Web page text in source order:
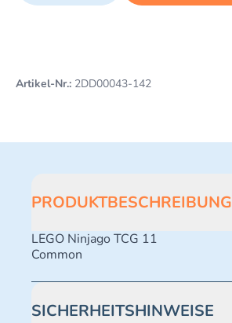
Artikel-Nr.: 2DD00043-142
PRODUKTBESCHREIBUNG
LEGO Ninjago TCG 11
Common
SICHERHEITSHINWEISE